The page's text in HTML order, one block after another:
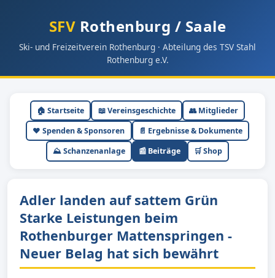
SFV Rothenburg / Saale
Ski- und Freizeitverein Rothenburg · Abteilung des TSV Stahl
Rothenburg e.V.
🏠 Startseite 📖 Vereinsgeschichte
👥 Mitglieder
❤️ Spenden & Sponsoren
📄 Ergebnisse & Dokumente
⛰ Schanzenanlage
📰 Beiträge 🛒 Shop
Adler landen auf sattem Grün
Starke Leistungen beim
Rothenburger Mattenspringen -
Neuer Belag hat sich bewährt